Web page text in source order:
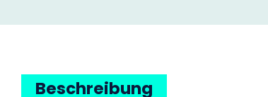
Beschreibung